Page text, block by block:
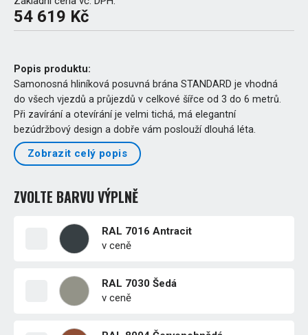
54 619 Kč
Popis produktu:
Samonosná hliníková posuvná brána STANDARD je vhodná
do všech vjezdů a průjezdů v celkové šířce od 3 do 6 metrů.
Při zavírání a otevírání je velmi tichá, má elegantní
bezúdržbový design a dobře vám poslouží dlouhá léta.
Zobrazit celý popis
ZVOLTE BARVU VÝPLNĚ
RAL 7016 Antracit
v ceně
RAL 7030 Šedá
v ceně